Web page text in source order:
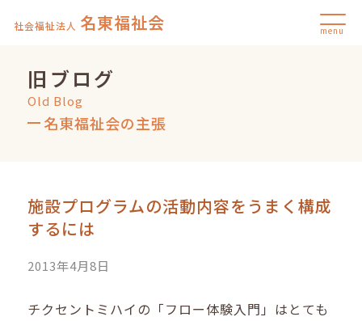
社会福祉法人 名東福祉会 menu
旧ブログ
Old Blog
名東福祉会の主張
施設プログラムの活動内容をうまく構成
するには
2013年4月8日
チクセントミハイの「フロー体験入門」はとても